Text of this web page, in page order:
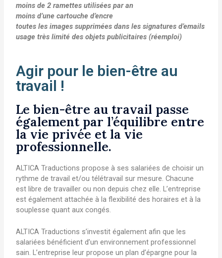
moins de 2 ramettesutilisées par an
moins d’une cartouche d’encre
toutes les images suppriméesdans les signatures d’emails
usage très limité des objets publicitaires (réemploi)
Agir pour le bien-être au
travail !
Le bien-être au travail passe
également par l’équilibre entre
la vie privée et la vie
professionnelle.
ALTICA Traductions propose à ses salariées de choisir un
rythme de travail et/ou télétravail sur mesure. Chacune
est libre de travailler ou non depuis chez elle. L’entreprise
est également attachée à la flexibilité des horaires et à la
souplesse quant aux congés.
ALTICA Traductions s’investit également afin que les
salariées bénéficient d’un environnement professionnel
sain. L’entreprise leur propose un plan d’épargne pour la